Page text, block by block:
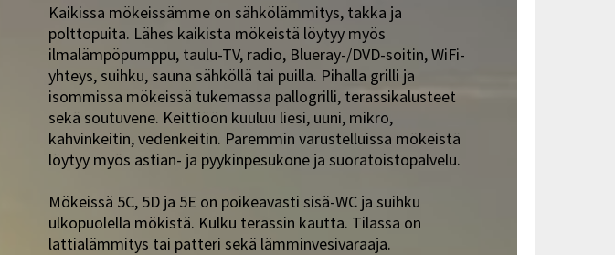
Kaikissa mökeissämme on sähkölämmitys, takka ja
polttopuita. Lähes kaikista mökeistä löytyy myös
ilmalämpöpumppu, taulu-TV, radio, Blueray-/DVD-soitin, WiFi-
yhteys, suihku, sauna sähköllä tai puilla. Pihalla grilli ja
isommissa mökeissä tukemassa pallogrilli, terassikalusteet
sekä soutuvene. Keittiöön kuuluu liesi, uuni, mikro,
kahvinkeitin, vedenkeitin. Paremmin varustelluissa mökeistä
löytyy myös astian- ja pyykinpesukone ja suoratoistopalvelu.
Mökeissä 5C, 5D ja 5E on poikeavasti sisä-WC ja suihku
ulkopuolella mökistä. Kulku terassin kautta. Tilassa on
lattialämmitys tai patteri sekä lämminvesivaraaja.